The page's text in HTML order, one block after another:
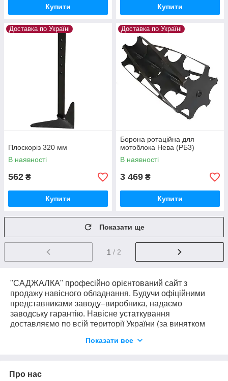
Купити Купити
Доставка по Україні
Плоскоріз 320 мм
В наявності
562 ₴
Купити
Доставка по Україні
Борона ротаційна для
мотоблока Нева (РБ3)
В наявності
3 469 ₴
Купити
Показати ще
1 / 2
"САДЖАЛКА" професійно орієнтований сайт з
продажу навісного обладнання. Будучи офіційними
представниками заводу–виробника, надаємо
заводську гарантію. Навісне устаткування
доставляємо по всій території України (за винятком
прямо до Вашого двору. Доставка здійснюється без
Пошта і тд.). Ми довіряємо нашим клієнтам і впевнені
Показати все
Про нас